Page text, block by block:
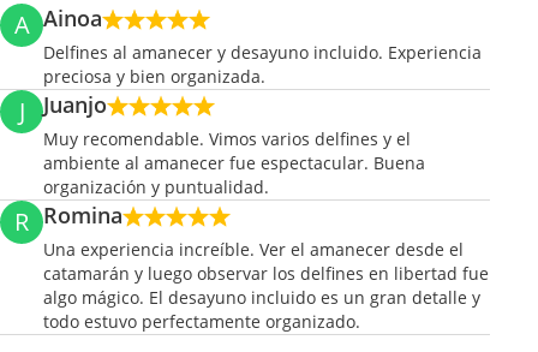
A Ainoa
Delfines al amanecer y desayuno incluido. Experiencia
preciosa y bien organizada.
J Juanjo
Muy recomendable. Vimos varios delfines y el
ambiente al amanecer fue espectacular. Buena
organización y puntualidad.
R Romina
Una experiencia increíble. Ver el amanecer desde el
catamarán y luego observar los delfines en libertad fue
algo mágico. El desayuno incluido es un gran detalle y
todo estuvo perfectamente organizado.